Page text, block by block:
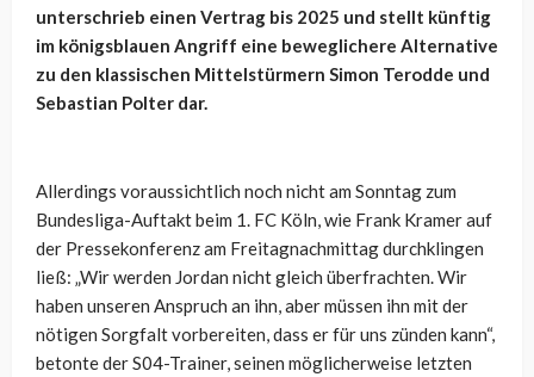
unterschrieb einen Vertrag bis 2025 und stellt künftig
im königsblauen Angriff eine beweglichere Alternative
zu den klassischen Mittelstürmern Simon Terodde und
Sebastian Polter dar.
Allerdings voraussichtlich noch nicht am Sonntag zum
Bundesliga-Auftakt beim 1. FC Köln, wie Frank Kramer auf
der Pressekonferenz am Freitagnachmittag durchklingen
ließ: „Wir werden Jordan nicht gleich überfrachten. Wir
haben unseren Anspruch an ihn, aber müssen ihn mit der
nötigen Sorgfalt vorbereiten, dass er für uns zünden kann“,
betonte der S04-Trainer, seinen möglicherweise letzten